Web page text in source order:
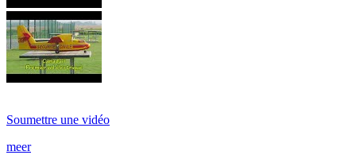
Soumettre une vidéo
meer